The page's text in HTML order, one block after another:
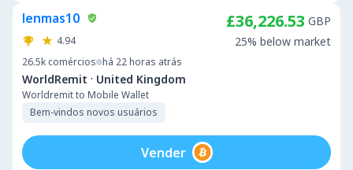
lenmas10
4.94
26.5k comércios há 22 horas atrás
WorldRemit · United Kingdom
Worldremit to Mobile Wallet
Bem-vindos novos usuários
£36,226.53 GBP
25% below market
Vender